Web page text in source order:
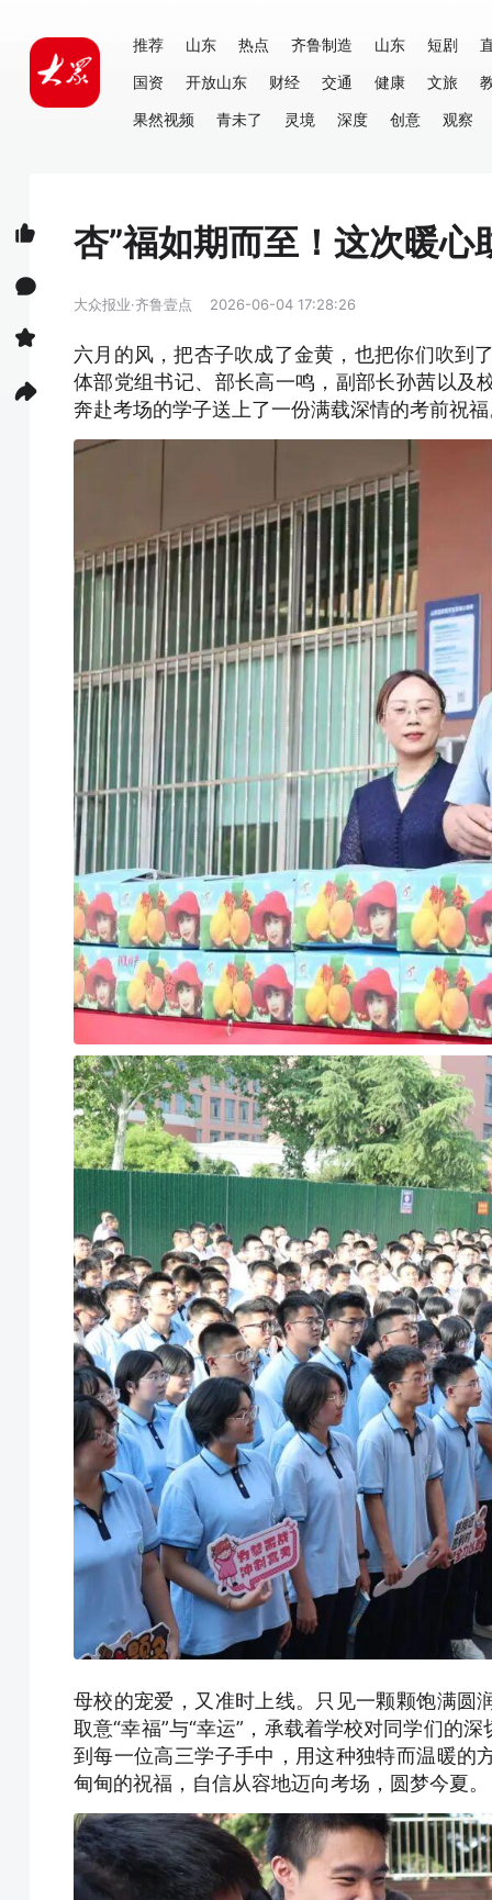
推荐 山东 热点 齐鲁制造 山东 短剧
国资
开放山东 财经 交通 健康 文旅
果然视频
青未了 灵境 深度 创意 观察
杏”福如期而至！这次暖心
大众报业·齐鲁壹点 2026-06-04 17:28:26
六月的风，把杏子吹成了金黄，也把你们吹到
体部党组书记、部长高一鸣，副部长孙茜以及
奔赴考场的学子送上了一份满载深情的考前祝
母校的宠爱，又准时上线。只见一颗颗饱满圆
取意“幸福”与“幸运”，承载着学校对同学们的
到每一位高三学子手中，用这种独特而温暖的
甸甸的祝福，自信从容地迈向考场，圆梦今夏。